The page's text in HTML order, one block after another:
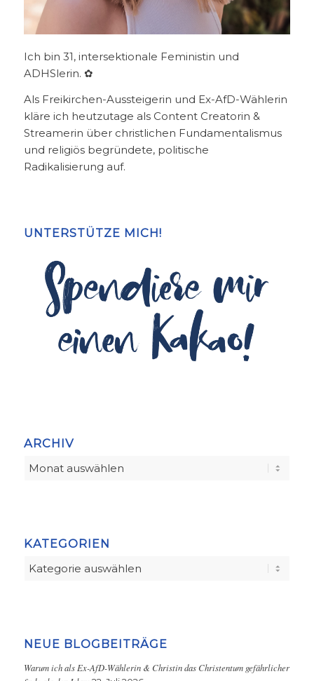
Ich bin 31, intersektionale Feministin und
ADHSlerin. ✿
Als Freikirchen-Aussteigerin und Ex-AfD-Wählerin
kläre ich heutzutage als Content Creatorin &
Streamerin über christlichen Fundamentalismus
und religiös begründete, politische
Radikalisierung auf.
UNTERSTÜTZE MICH!
ARCHIV
KATEGORIEN
Kategorien
NEUE BLOGBEITRÄGE
Warum ich als Ex-AfD-Wählerin & Christin das Christentum gefährlicher